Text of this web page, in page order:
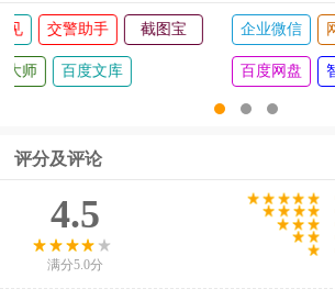
事清 扫描全能王 讯飞听见 交警助手
直聘app 石墨文档 码字大师 百度文库
评分及评论
4.5
满分5.0分